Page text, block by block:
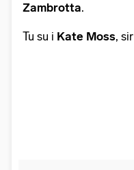
Zambrotta.
Tu su i Kate Moss, sir